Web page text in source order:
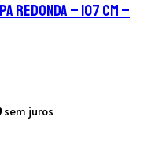
Redonda – 107 cm –
sem juros